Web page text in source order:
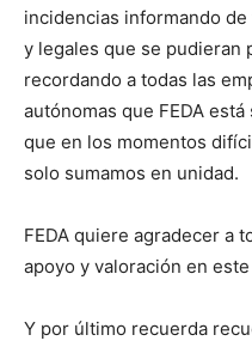
incidencias informando
y legales que se pudieran
recordando a todas las
autónomas que FEDA
que en los momentos
solo sumamos en unidad.
FEDA quiere agradecer a
apoyo y valoración en
Y por último recuerda